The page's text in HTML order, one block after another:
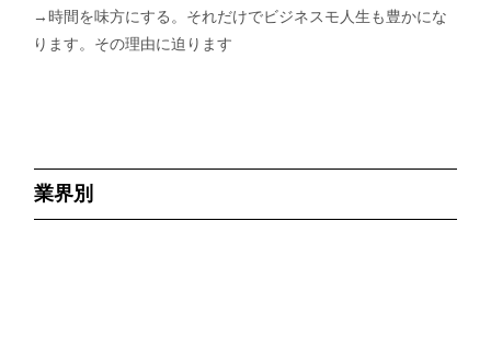
→時間を味方にする。それだけでビジネスモ人生も豊かにな
ります。その理由に迫ります
業界別